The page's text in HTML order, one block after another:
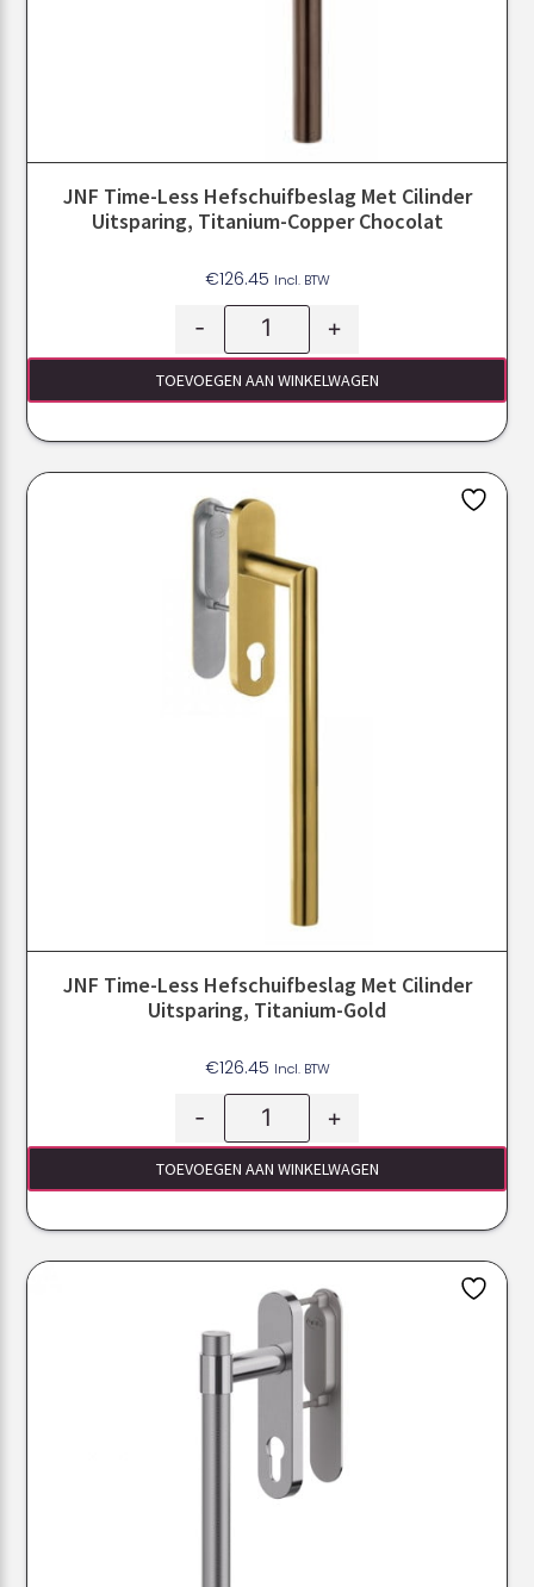
JNF Time-Less Hefschuifbeslag Met Cilinder
Uitsparing, Titanium-Copper Chocolat
€126.45 Incl. BTW
- +
TOEVOEGEN AAN WINKELWAGEN
JNF Time-Less Hefschuifbeslag Met Cilinder
Uitsparing, Titanium-Gold
€126.45 Incl. BTW
- +
TOEVOEGEN AAN WINKELWAGEN